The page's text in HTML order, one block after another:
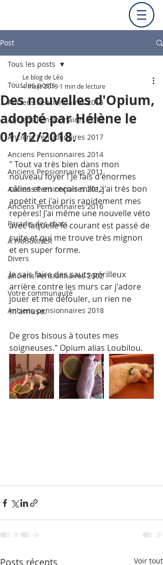
Post
Tous les posts
Anciens Pensionnaires 2015
Anciens Pensionnaires 2013
Anciens Pensionnaires 2017
Anciens Pensionnaires 2014
Anciens Pensionnaires 2011
Anciens Pensionnaires 2012
Anciens Pensionnaires 2016
Paradis des chats
A PARRAINER
Divers
Anciens Pensionnaires 2002
Votre communauté
Anciens pensionnaires 2018
Tous les posts
Des nouvelles d'Opium,
adopté par Hélène le
01/12/2018.
Le blog de Léo
4 mars 2019 1 min de lecture
" Tout va très bien dans mon
nouveau foyer ! Je fais d'énormes
câlins et en reçois mille, j'ai très bon
appétit et j'ai pris rapidement mes
repères! J'ai même une nouvelle véto
avec laquelle le courant est passé de
suite et qui me trouve très mignon
et en super forme.
Je sais faire des sauts périlleux
arrière contre les murs car j'adore
jouer et me défouler, un rien ne
m'amuse.
De gros bisous à toutes mes
soigneuses." Opium alias Loubilou.
Posts récents Voir tout